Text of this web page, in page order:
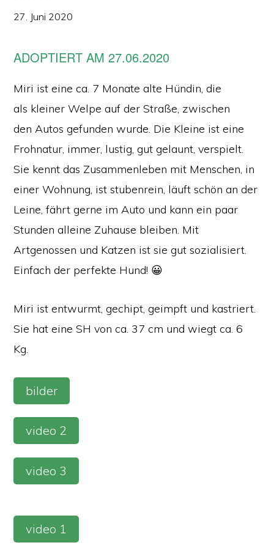
27. Juni 2020
ADOPTIERT AM 27.06.2020
Miri ist eine ca. 7 Monate alte Hündin, die
als kleiner Welpe auf der Straße, zwischen
den Autos gefunden wurde. Die Kleine ist eine
Frohnatur, immer, lustig, gut gelaunt, verspielt.
Sie kennt das Zusammenleben mit Menschen, in
einer Wohnung, ist stubenrein, läuft schön an der
Leine, fährt gerne im Auto und kann ein paar
Stunden alleine Zuhause bleiben. Mit
Artgenossen und Katzen ist sie gut sozialisiert.
Einfach der perfekte Hund! 😀
Miri ist entwurmt, gechipt, geimpft und kastriert.
Sie hat eine SH von ca. 37 cm und wiegt ca. 6
Kg.
bilder
video 2
video 3
video 1